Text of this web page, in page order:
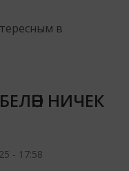
в
НИЧЕК
- 17:58